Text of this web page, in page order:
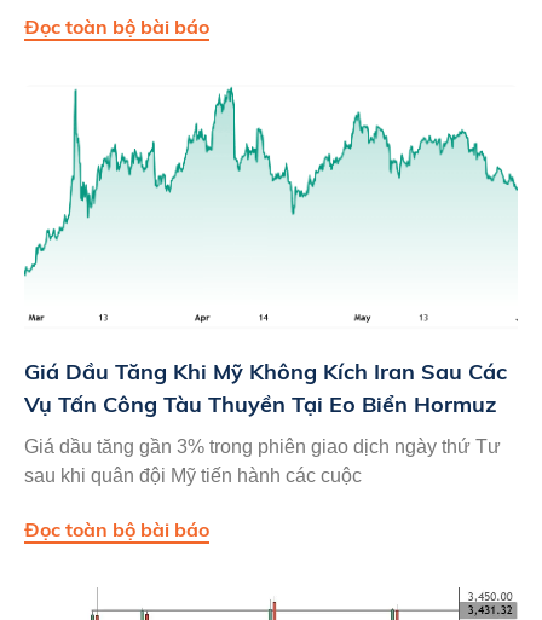
Đọc toàn bộ bài báo
Giá Dầu Tăng Khi Mỹ Không Kích Iran Sau Các
Vụ Tấn Công Tàu Thuyền Tại Eo Biển Hormuz
Giá dầu tăng gần 3% trong phiên giao dịch ngày thứ Tư
sau khi quân đội Mỹ tiến hành các cuộc
Đọc toàn bộ bài báo